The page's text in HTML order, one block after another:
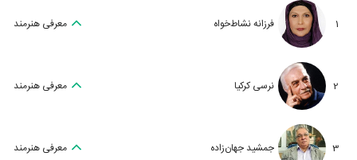
1 فرزانه نشاط‌خواه معرفی هنرمند
2 نرسی کرکیا معرفی هنرمند
3 جمشید جهان‌زاده معرفی هنرمند